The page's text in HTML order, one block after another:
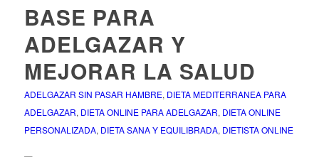
BASE PARA
ADELGAZAR Y
MEJORAR LA SALUD
ADELGAZAR SIN PASAR HAMBRE, DIETA MEDITERRANEA PARA
ADELGAZAR, DIETA ONLINE PARA ADELGAZAR, DIETA ONLINE
PERSONALIZADA, DIETA SANA Y EQUILIBRADA, DIETISTA ONLINE